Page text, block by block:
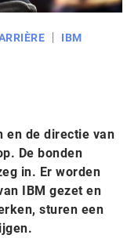
IBM
en de directie van
De bonden
in. Er worden
IBM gezet en
sturen een